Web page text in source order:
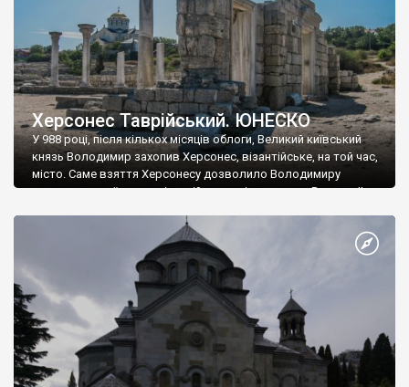
Херсонес Таврійський. ЮНЕСКО
У 988 році, після кількох місяців облоги, Великий київський
князь Володимир захопив Херсонес, візантійське, на той час,
місто. Саме взяття Херсонесу дозволило Володимиру
диктувати свої умови візантійському імператору Василю ІІ, та
Херсонесі Володимир-язичник, став Василем-християнином.
А потім було Хрещення Русі. На честь Херсонесу Таврійського